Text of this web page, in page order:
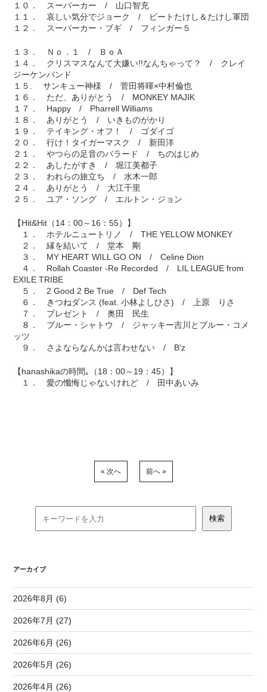
１０． スーパーカー / 山口智充
１１． 哀しい気分でジョーク / ビートたけし＆たけし軍団
１２． スーパーカー・ブギ / フィンガー５
１３． Ｎｏ．１ / ＢｏＡ
１４． クリスマスなんて大嫌い!!なんちゃって？ / クレイ
ジーケンバンド
１５. サンキュー神様 / 菅田将暉×中村倫也
１６． ただ、ありがとう / MONKEY MAJIK
１７． Happy / Pharrell Williams
１８． ありがとう / いきものがかり
１９． テイキング・オフ！ / ゴダイゴ
２０． 行け！タイガーマスク / 新田洋
２１． やつらの足音のバラード / ちのはじめ
２２． あしたがすき / 堀江美都子
２３． われらの旅立ち / 水木一郎
２４． ありがとう / 大江千里
２５． ユア・ソング / エルトン・ジョン
【Hit&Hit（14：00～16：55）】
１． ホテルニュートリノ / THE YELLOW MONKEY
２． 縁を結いて / 堂本 剛
３． MY HEART WILL GO ON / Celine Dion
４． Rollah Coaster -Re Recorded / LIL LEAGUE from
EXILE TRIBE
５． 2 Good 2 Be True / Def Tech
６． きつねダンス (feat. 小林よしひさ) / 上原 りさ
７． プレゼント / 奥田 民生
８． ブルー・シャトウ / ジャッキー吉川とブルー・コメ
ッツ
９． さよならなんかは言わせない / B'z
【hanashikaの時間｡（18：00～19：45）】
１． 愛の懺悔じゃないけれど / 田中あいみ
« 次へ 前へ »
アーカイブ
2026年8月 (6)
2026年7月 (27)
2026年6月 (26)
2026年5月 (26)
2026年4月 (26)